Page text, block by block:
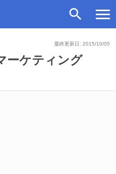
最終更新日: 2015/10/05
ーケティング